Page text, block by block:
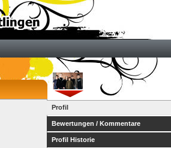
Profil
Bewertungen / Kommentare
Profil Historie